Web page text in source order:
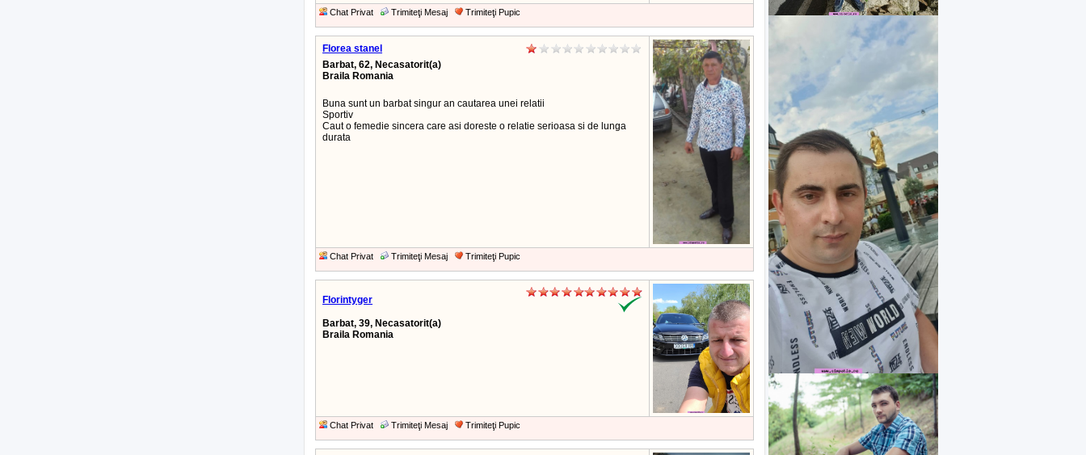
Chat Privat Trimiteţi Mesaj Trimiteţi Pupic
Florea stanel
Barbat, 62, Necasatorit(a)
Braila Romania
Buna sunt un barbat singur an cautarea unei relatii
Sportiv
Caut o femedie sincera care asi doreste o relatie serioasa si de lunga
durata
Chat Privat Trimiteţi Mesaj Trimiteţi Pupic
Florintyger
Barbat, 39, Necasatorit(a)
Braila Romania
Chat Privat Trimiteţi Mesaj Trimiteţi Pupic